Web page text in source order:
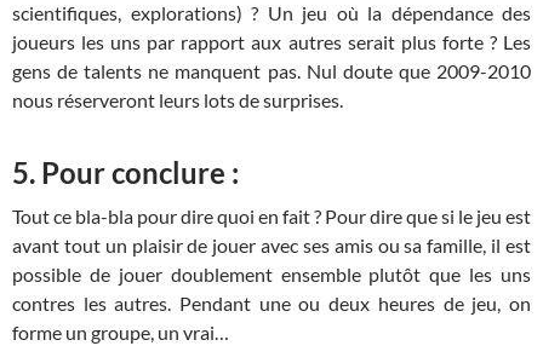
scientifiques, explorations) ? Un jeu où la dépendance des
joueurs les uns par rapport aux autres serait plus forte ? Les
gens de talents ne manquent pas. Nul doute que 2009-2010
nous réserveront leurs lots de surprises.
5. Pour conclure :
Tout ce bla-bla pour dire quoi en fait ? Pour dire que si le jeu est
avant tout un plaisir de jouer avec ses amis ou sa famille, il est
possible de jouer doublement ensemble plutôt que les uns
contres les autres. Pendant une ou deux heures de jeu, on
forme un groupe, un vrai…